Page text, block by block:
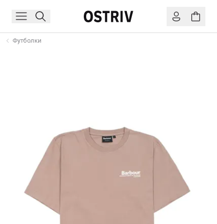
Футболки